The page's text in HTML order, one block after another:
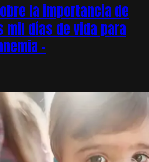
la importancia de
mil días de vida para
–